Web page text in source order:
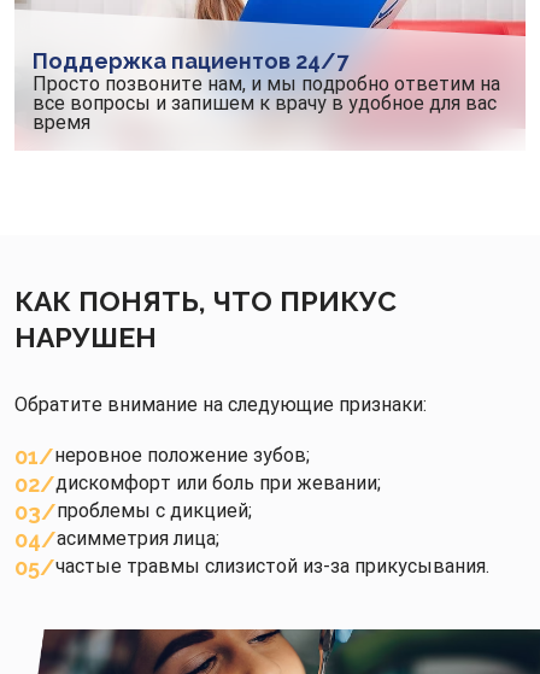
Поддержка пациентов 24/7
Просто позвоните нам, и мы подробно ответим на
все вопросы и запишем к врачу в удобное для вас
время
КАК ПОНЯТЬ, ЧТО ПРИКУС
НАРУШЕН
Обратите внимание на следующие признаки:
01 неровное положение зубов;
02 дискомфорт или боль при жевании;
03 проблемы с дикцией;
04 асимметрия лица;
05 частые травмы слизистой из-за прикусывания.